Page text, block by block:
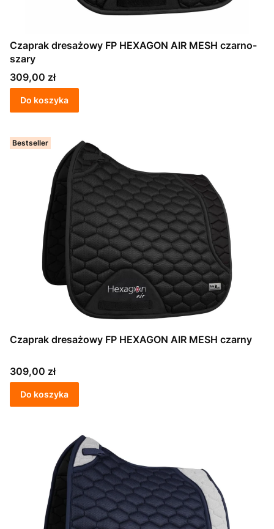
Czaprak dresażowy FP HEXAGON AIR MESH czarno-
szary
Cena
309,00 zł
Do koszyka
Bestseller
Czaprak dresażowy FP HEXAGON AIR MESH czarny
Cena
309,00 zł
Do koszyka